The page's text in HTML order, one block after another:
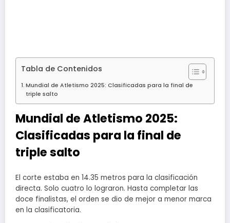
Tabla de Contenidos
Mundial de Atletismo 2025: Clasificadas para la final de
triple salto
Mundial de Atletismo 2025:
Clasificadas para la final de
triple salto
El corte estaba en 14.35 metros para la clasificación
directa. Solo cuatro lo lograron. Hasta completar las
doce finalistas, el orden se dio de mejor a menor marca
en la clasificatoria.